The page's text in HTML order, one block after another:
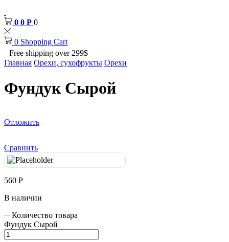
0 0 Р 0
0 Shopping Cart
Free shipping over 299$
Главная Орехи, сухофрукты Орехи
Фундук Сырой
Отложить
Сравнить
560 Р
В наличии
Количество товара
Фундук Сырой